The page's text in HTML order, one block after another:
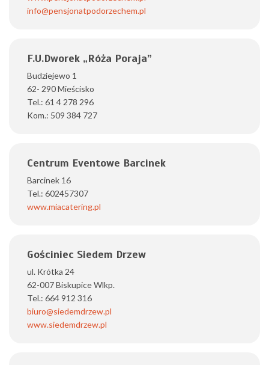
info@pensjonatpodorzechem.pl
F.U.Dworek „Róża Poraja”
Budziejewo 1
62- 290 Mieścisko
Tel.: 61 4 278 296
Kom.: 509 384 727
Centrum Eventowe Barcinek
Barcinek 16
Tel.: 602457307
www.miacatering.pl
Gościniec Siedem Drzew
ul. Krótka 24
62-007 Biskupice Wlkp.
Tel.: 664 912 316
biuro@siedemdrzew.pl
www.siedemdrzew.pl